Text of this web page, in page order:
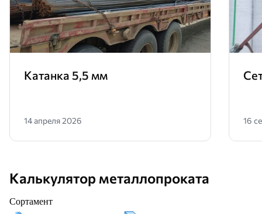
Катанка 5,5 мм
14 апреля 2026 16
Калькулятор металлопроката